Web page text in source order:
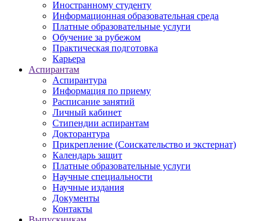
Иностранному студенту
Информационная образовательная среда
Платные образовательные услуги
Обучение за рубежом
Практическая подготовка
Карьера
Аспирантам
Аспирантура
Информация по приему
Расписание занятий
Личный кабинет
Стипендии аспирантам
Докторантура
Прикрепление (Соискательство и экстернат)
Календарь защит
Платные образовательные услуги
Научные специальности
Научные издания
Документы
Контакты